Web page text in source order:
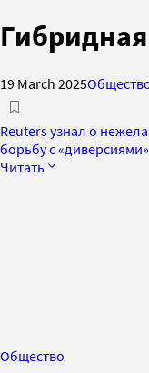
19 March 2025
Reuters узнал о
борьбу с
Читать
Общество